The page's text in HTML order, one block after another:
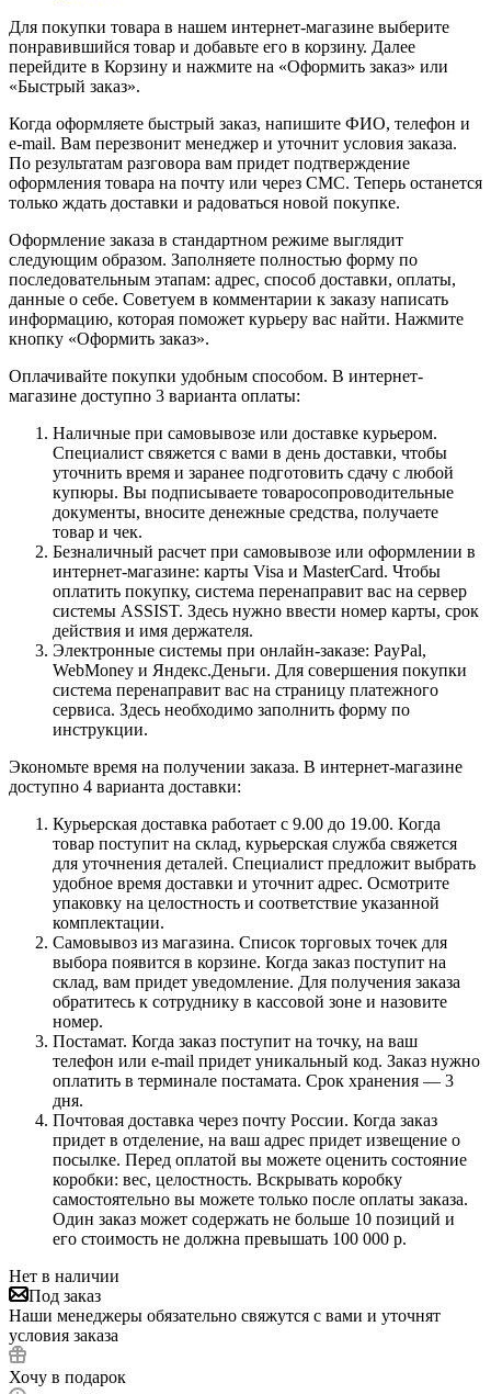
Для покупки товара в нашем интернет-магазине выберите
понравившийся товар и добавьте его в корзину. Далее
перейдите в Корзину и нажмите на «Оформить заказ» или
«Быстрый заказ».
Когда оформляете быстрый заказ, напишите ФИО, телефон и
e-mail. Вам перезвонит менеджер и уточнит условия заказа.
По результатам разговора вам придет подтверждение
оформления товара на почту или через СМС. Теперь останется
только ждать доставки и радоваться новой покупке.
Оформление заказа в стандартном режиме выглядит
следующим образом. Заполняете полностью форму по
последовательным этапам: адрес, способ доставки, оплаты,
данные о себе. Советуем в комментарии к заказу написать
информацию, которая поможет курьеру вас найти. Нажмите
кнопку «Оформить заказ».
Оплачивайте покупки удобным способом. В интернет-
магазине доступно 3 варианта оплаты:
Наличные при самовывозе или доставке курьером.
Специалист свяжется с вами в день доставки, чтобы
уточнить время и заранее подготовить сдачу с любой
купюры. Вы подписываете товаросопроводительные
документы, вносите денежные средства, получаете
товар и чек.
Безналичный расчет при самовывозе или оформлении в
интернет-магазине: карты Visa и MasterCard. Чтобы
оплатить покупку, система перенаправит вас на сервер
системы ASSIST. Здесь нужно ввести номер карты, срок
действия и имя держателя.
Электронные системы при онлайн-заказе: PayPal,
WebMoney и Яндекс.Деньги. Для совершения покупки
система перенаправит вас на страницу платежного
сервиса. Здесь необходимо заполнить форму по
инструкции.
Экономьте время на получении заказа. В интернет-магазине
доступно 4 варианта доставки:
Курьерская доставка работает с 9.00 до 19.00. Когда
товар поступит на склад, курьерская служба свяжется
для уточнения деталей. Специалист предложит выбрать
удобное время доставки и уточнит адрес. Осмотрите
упаковку на целостность и соответствие указанной
комплектации.
Самовывоз из магазина. Список торговых точек для
выбора появится в корзине. Когда заказ поступит на
склад, вам придет уведомление. Для получения заказа
обратитесь к сотруднику в кассовой зоне и назовите
номер.
Постамат. Когда заказ поступит на точку, на ваш
телефон или e-mail придет уникальный код. Заказ нужно
оплатить в терминале постамата. Срок хранения — 3
дня.
Почтовая доставка через почту России. Когда заказ
придет в отделение, на ваш адрес придет извещение о
посылке. Перед оплатой вы можете оценить состояние
коробки: вес, целостность. Вскрывать коробку
самостоятельно вы можете только после оплаты заказа.
Один заказ может содержать не больше 10 позиций и
его стоимость не должна превышать 100 000 р.
Нет в наличии
Под заказ
Наши менеджеры обязательно свяжутся с вами и уточнят
условия заказа
Хочу в подарок